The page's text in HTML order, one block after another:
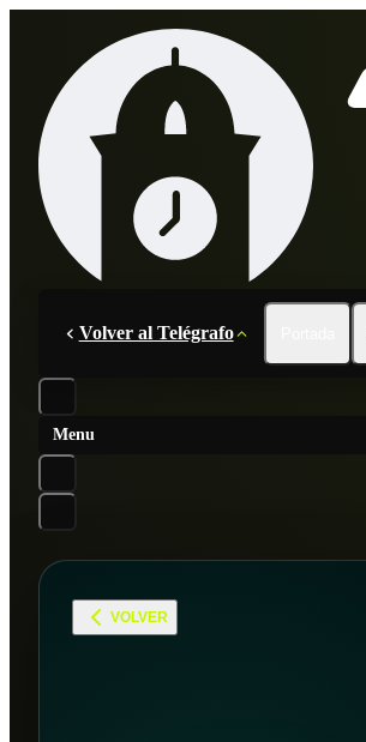
Volver al Telégrafo
Menu
VOLVER